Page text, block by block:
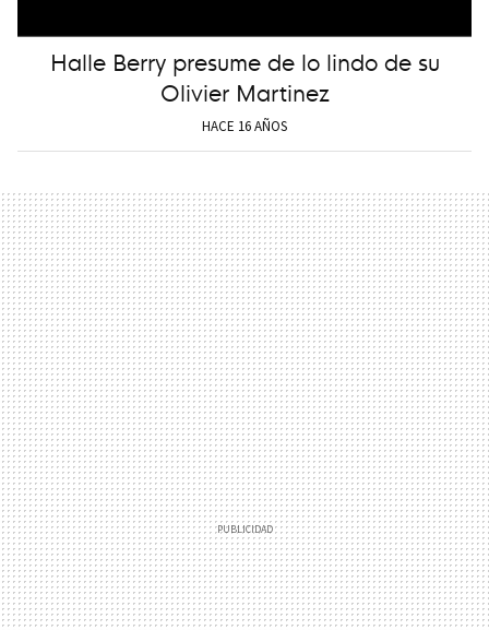
Halle Berry presume de lo lindo de su
Olivier Martinez
HACE 16 AÑOS